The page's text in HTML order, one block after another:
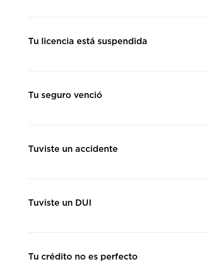
Tu licencia está suspendida
Tu seguro venció
Tuviste un accidente
Tuviste un DUI
Tu crédito no es perfecto